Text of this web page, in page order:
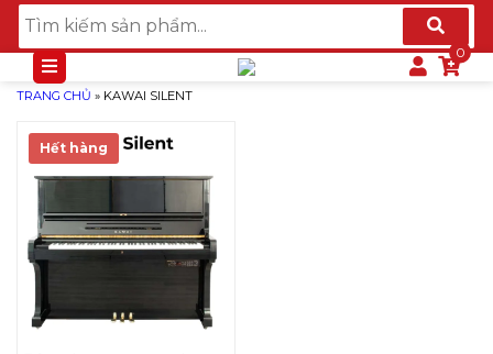
TRANG CHỦ » KAWAI SILENT
Hết hàng